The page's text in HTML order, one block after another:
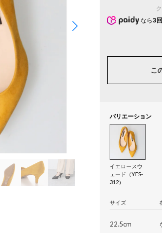
なら 3
こ
バリエーション
イエロースウ
ェード（YES-
312）
サイズ
22.5cm